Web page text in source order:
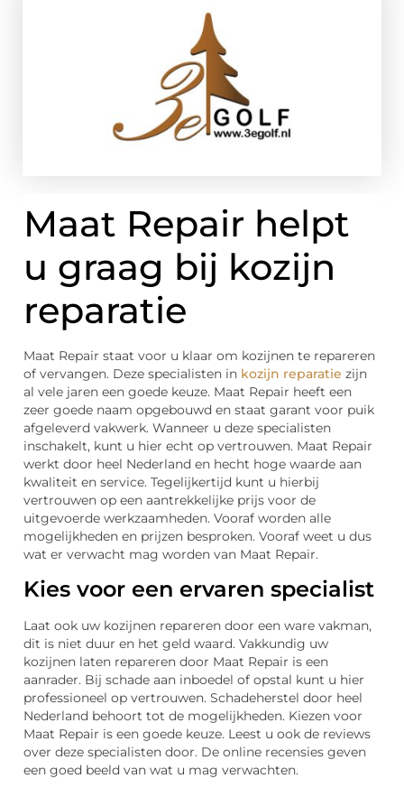
Maat Repair helpt
u graag bij kozijn
reparatie
Maat Repair staat voor u klaar om kozijnen te repareren
of vervangen. Deze specialisten in kozijn reparatie zijn
al vele jaren een goede keuze. Maat Repair heeft een
zeer goede naam opgebouwd en staat garant voor puik
afgeleverd vakwerk. Wanneer u deze specialisten
inschakelt, kunt u hier echt op vertrouwen. Maat Repair
werkt door heel Nederland en hecht hoge waarde aan
kwaliteit en service. Tegelijkertijd kunt u hierbij
vertrouwen op een aantrekkelijke prijs voor de
uitgevoerde werkzaamheden. Vooraf worden alle
mogelijkheden en prijzen besproken. Vooraf weet u dus
wat er verwacht mag worden van Maat Repair.
Kies voor een ervaren specialist
Laat ook uw kozijnen repareren door een ware vakman,
dit is niet duur en het geld waard. Vakkundig uw
kozijnen laten repareren door Maat Repair is een
aanrader. Bij schade aan inboedel of opstal kunt u hier
professioneel op vertrouwen. Schadeherstel door heel
Nederland behoort tot de mogelijkheden. Kiezen voor
Maat Repair is een goede keuze. Leest u ook de reviews
over deze specialisten door. De online recensies geven
een goed beeld van wat u mag verwachten.